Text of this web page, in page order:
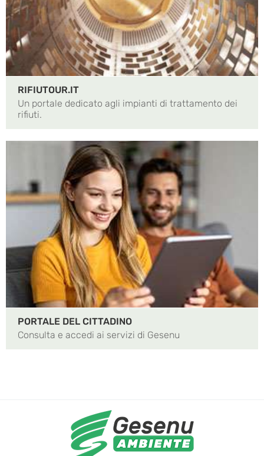
RIFIUTOUR.IT
Un portale dedicato agli impianti di trattamento dei
rifiuti.
PORTALE DEL CITTADINO
Consulta e accedi ai servizi di Gesenu